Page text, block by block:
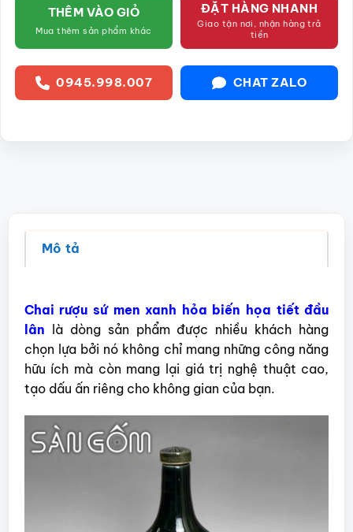
THÊM VÀO GIỎ
Mua thêm sản phẩm khác
ĐẶT HÀNG NHANH
Giao tận nơi, nhận hàng trả
tiền
0945.998.007 CHAT ZALO
Mô tả
Chai rượu sứ men xanh hỏa biến họa tiết đầu
lân là dòng sản phẩm được nhiều khách hàng
chọn lựa bởi nó không chỉ mang những công năng
hữu ích mà còn mang lại giá trị nghệ thuật cao,
tạo dấu ấn riêng cho không gian của bạn.